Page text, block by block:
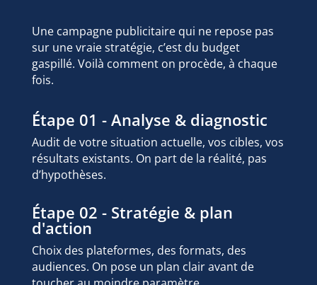
Une campagne publicitaire qui ne repose pas
sur une vraie stratégie, c’est du budget
gaspillé. Voilà comment on procède, à chaque
fois.
Étape 01 - Analyse & diagnostic
Audit de votre situation actuelle, vos cibles, vos
résultats existants. On part de la réalité, pas
d’hypothèses.
Étape 02 - Stratégie & plan
d'action
Choix des plateformes, des formats, des
audiences. On pose un plan clair avant de